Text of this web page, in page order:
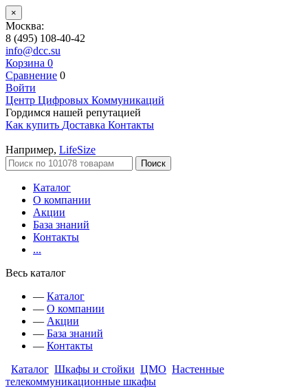
×
Москва:
8 (495) 108-40-42
info@dcc.su
Корзина 0
Сравнение 0
Войти
Центр Цифровых Коммуникаций
Гордимся нашей репутацией
Как купить Доставка Контакты
Например, LifeSize
Поиск
Каталог
О компании
Акции
База знаний
Контакты
...
Весь каталог
— Каталог
— О компании
— Акции
— База знаний
— Контакты
Каталог Шкафы и стойки ЦМО Настенные
телекоммуникационные шкафы